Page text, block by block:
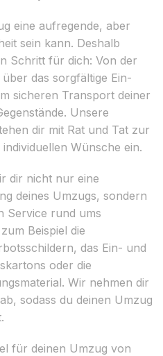
eine aufregende, aber
sein kann. Deshalb
Schritt für dich: Von der
das sorgfältige Ein-
sicheren Transport deiner
Unsere
dir mit Rat und Tat zur
Wünsche ein.
dir nicht nur eine
deines Umzugs, sondern
Service rund ums
Beispiel die
das Ein- und
oder die
Wir nehmen dir
sodass du deinen Umzug
für deinen Umzug von